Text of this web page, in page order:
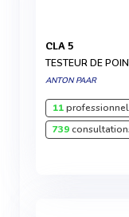
CLA 5
TESTEUR DE
ANTON PAAR
11
739